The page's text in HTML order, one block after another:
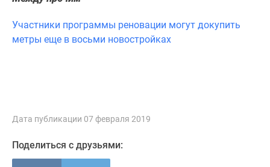
программы
Медиа
Аналитика
Покупателю
Экспертиза
Участники программы реновации могут докупить
метры еще в восьми новостройках
Дата публикации 07 февраля 2019
Поделиться с друзьями: